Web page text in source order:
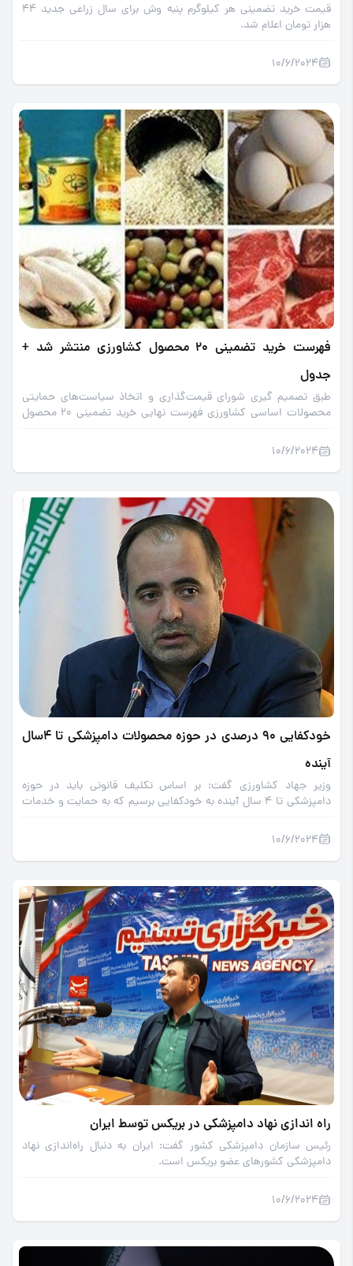
قیمت خرید تضمینی هر کیلوگرم پنبه وش برای سال زراعی جدید 44
هزار تومان اعلام شد.
10/6/2024
فهرست خرید تضمینی 20 محصول کشاورزی منتشر شد +
جدول
طبق تصمیم گیری شورای قیمت‌گذاری و اتخاذ سیاست‌های حمایتی
محصولات اساسی کشاورزی فهرست نهایی خرید تضمینی 20 محصول
10/6/2024
خودکفایی 90 درصدی در حوزه محصولات دامپزشکی تا 4سال
آینده
وزیر جهاد کشاورزی گفت: بر اساس تکلیف قانونی باید در حوزه
دامپزشکی تا 4 سال آینده به خودکفایی برسیم که به حمایت و خدمات
10/6/2024
راه اندازی نهاد دامپزشکی در بریکس توسط ایران
رئیس سازمان دامپزشکی کشور گفت: ایران به دنبال راه‌اندازی نهاد
دامپزشکی کشورهای عضو بریکس است.
10/6/2024